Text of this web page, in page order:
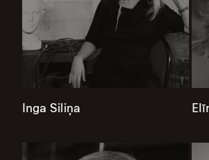
Inga Siliņa